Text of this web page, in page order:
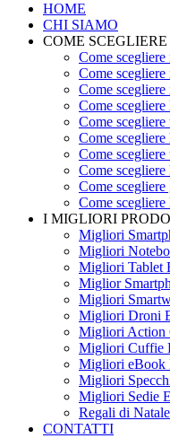
HOME
CHI SIAMO
COME SCEGLIERE
Come scegliere
Come
Come scegliere
Come
Come
Come
Come scegliere
Come scegliere
Come
Come
I MIGLIORI
Migliori
Migliori
Migliori Tablet
Miglior
Migliori
Migliori Droni
Migliori Action
Migliori Cuffie
Migliori eBook
Migliori
Migliori Sedie
Regali di Natale
CONTATTI